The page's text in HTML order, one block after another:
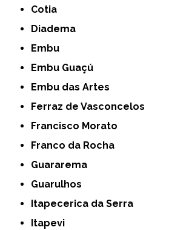
Cotia
Diadema
Embu
Embu Guaçú
Embu das Artes
Ferraz de Vasconcelos
Francisco Morato
Franco da Rocha
Guararema
Guarulhos
Itapecerica da Serra
Itapevi